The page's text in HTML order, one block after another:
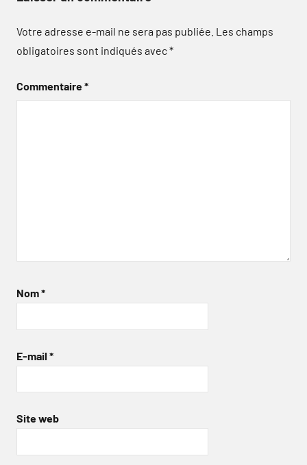
Votre adresse e-mail ne sera pas publiée. Les champs
obligatoires sont indiqués avec*
Commentaire*
Nom*
E-mail *
Site web